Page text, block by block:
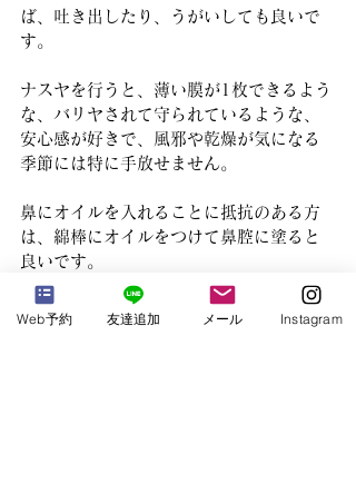
ば、吐き出したり、うがいしても良いで
す。
ナスヤを行うと、薄い膜が1枚できるよう
な、バリヤされて守られているような、
安心感が好きで、風邪や乾燥が気になる
季節には特に手放せません。
鼻にオイルを入れることに抵抗のある方
は、綿棒にオイルをつけて鼻腔に塗ると
良いです。
アーユルヴェーダでは、自分が嫌だとか
怖いと思うことを無理に行いません。
Web予約 友達追加 メール Instagram